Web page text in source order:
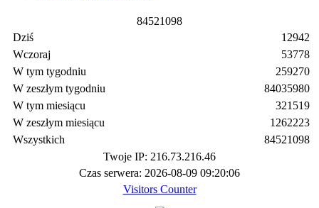
84521098
Dziś
Wczoraj
W tym tygodniu
W zeszłym tygodniu
W tym miesiącu
W zeszłym miesiącu
Wszystkich
12942
53778
259270
84035980
321519
1262223
84521098
Twoje IP: 216.73.216.46
Czas serwera: 2026-08-09 09:20:06
Visitors Counter